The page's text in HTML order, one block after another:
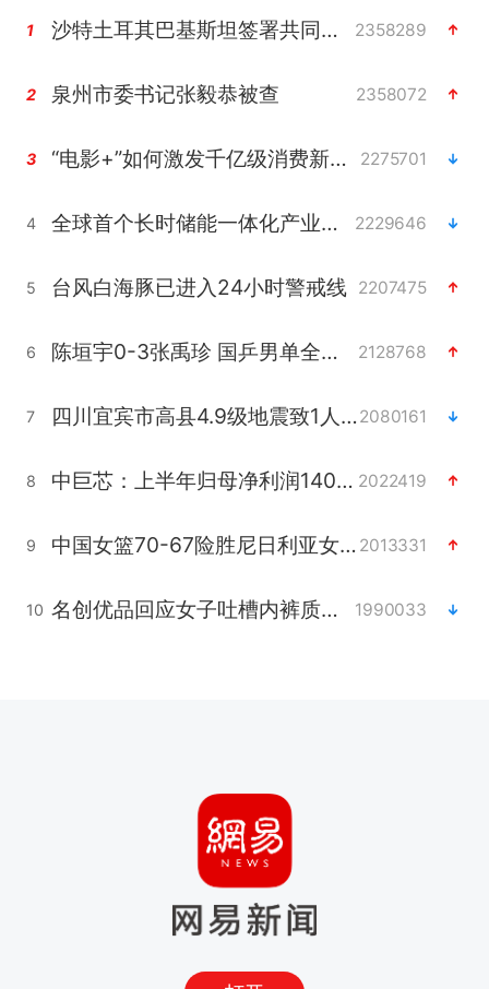
1 沙特土耳其巴基斯坦签署共同防务协议 2358289
2 泉州市委书记张毅恭被查 2358072
3 “电影+”如何激发千亿级消费新活力？ 2275701
4 全球首个长时储能一体化产业园量产 2229646
5 台风白海豚已进入24小时警戒线 2207475
6 陈垣宇0-3张禹珍 国乒男单全军覆没 2128768
7 四川宜宾市高县4.9级地震致1人死亡2080161
8 中巨芯：上半年归母净利润1405.77万元 2022419
9 中国女篮70-67险胜尼日利亚女篮 2013331
10 名创优品回应女子吐槽内裤质量差 1990033